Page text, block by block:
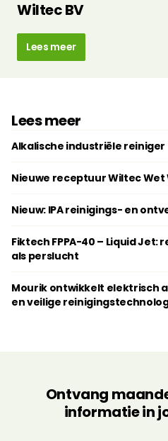
Wiltec BV
Lees meer
Lees meer
Alkalische industriële reiniger
Nieuwe receptuur Wiltec Wet
Nieuw: IPA reinigings- en
Fiktech FPPA-40 – Liquid Jet:
als perslucht
Mourik ontwikkelt elektrisch
en veilige
Ontvang
informatie in